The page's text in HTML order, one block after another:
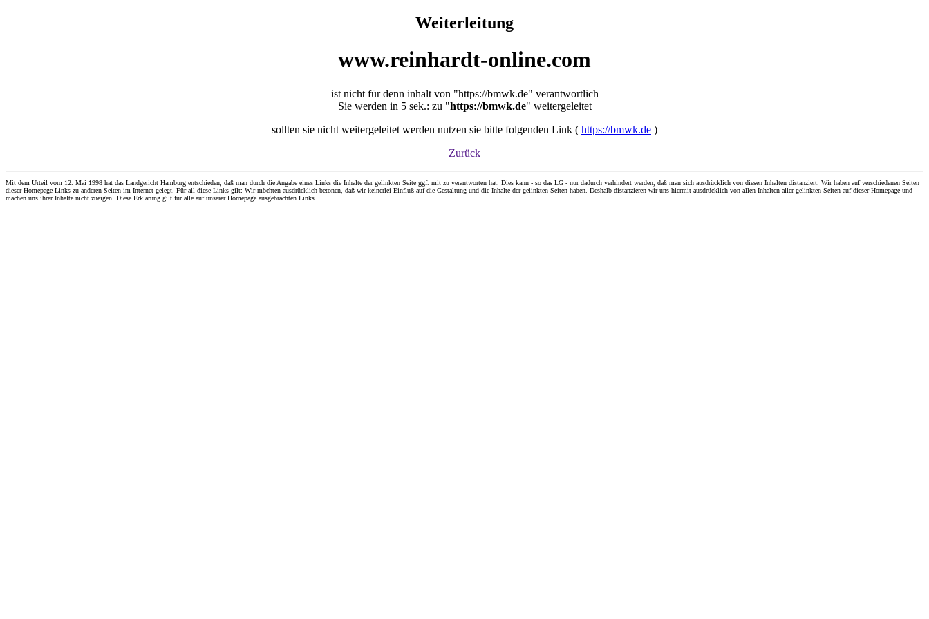
Weiterleitung
www.reinhardt-online.com
ist nicht für denn inhalt von "https://bmwk.de" verantwortlich
Sie werden in 5 sek.: zu "https://bmwk.de" weitergeleitet
sollten sie nicht weitergeleitet werden nutzen sie bitte folgenden Link ( https://bmwk.de )
Zurück
Mit dem Urteil vom 12. Mai 1998 hat das Landgericht Hamburg entschieden, daß man durch die Angabe eines Links die Inhalte der gelinkten Seite ggf. mit zu verantworten hat. Dies kann - so das LG - nur dadurch verhindert werden, daß man sich ausdrücklich von diesen Inhalten distanziert. Wir haben auf verschiedenen Seiten
dieser Homepage Links zu anderen Seiten im Internet gelegt. Für all diese Links gilt: Wir möchten ausdrücklich betonen, daß wir keinerlei Einfluß auf die Gestaltung und die Inhalte der gelinkten Seiten haben. Deshalb distanzieren wir uns hiermit ausdrücklich von allen Inhalten aller gelinkten Seiten auf dieser Homepage und
machen uns ihrer Inhalte nicht zueigen. Diese Erklärung gilt für alle auf unserer Homepage ausgebrachten Links.